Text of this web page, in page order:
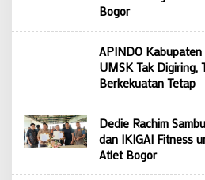
Bogor
APINDO
UMSK Tak Digiring,
Berkekuatan Tetap
Dedie Rachim
dan IKIGAI Fitness
Atlet Bogor